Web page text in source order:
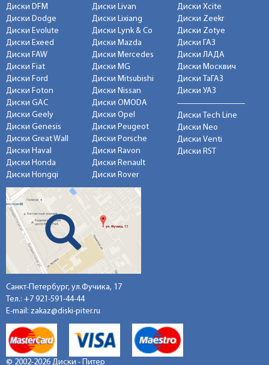
Диски DFM
Диски Dodge
Диски Evolute
Диски Exeed
Диски FAW
Диски Fiat
Диски Ford
Диски Foton
Диски GAC
Диски Geely
Диски Genesis
Диски Great Wall
Диски Haval
Диски Honda
Диски Hongqi
Диски Livan
Диски Lixiang
Диски Lynk & Co
Диски Mazda
Диски Mercedes
Диски MG
Диски Mitsubishi
Диски Nissan
Диски OMODA
Диски Opel
Диски Peugeot
Диски Porsche
Диски Ravon
Диски Renault
Диски Rover
Диски Xcite
Диски Zeekr
Диски Zotye
Диски ГАЗ
Диски ЛАДА
Диски Москвич
Диски ТаГАЗ
Диски УАЗ
Диски Tech Line
Диски Neo
Диски Venti
Диски RST
Санкт-Петербург, ул.Фучика, 17
Тел.: +7 921-591-44-44
E-mail: zakaz@diski-piter.ru
© 2002-2026 Диски - Питер